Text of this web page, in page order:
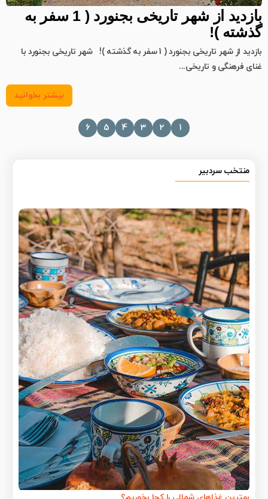
بازدید از شهر تاریخی بجنورد ( 1 سفر به
گذشته )!
بازدید از شهر تاریخی بجنورد ( 1 سفر به گذشته )! شهر تاریخی بجنورد با
غنای فرهنگی و تاریخی...
بیشتر بخوانید
1
2
3
4
5
6
منتخب سردبیر